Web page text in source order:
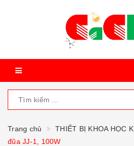
Trang chủ THIẾT BỊ KHOA HỌC
đũa JJ-1, 100W